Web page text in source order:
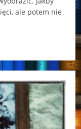
ale potem nie